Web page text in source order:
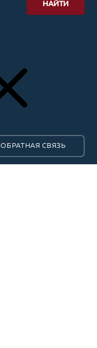
ОБРАТНАЯ СВЯЗЬ
НАЙТИ